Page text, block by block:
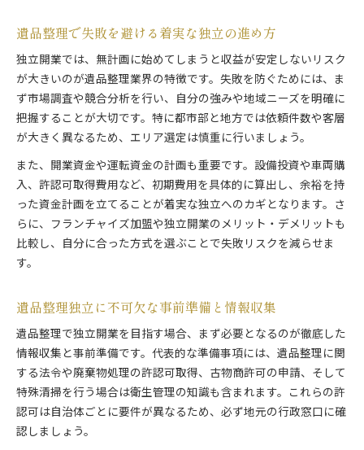
遺品整理で失敗を避ける着実な独立の進め方
独立開業では、無計画に始めてしまうと収益が安定しないリスク
が大きいのが遺品整理業界の特徴です。失敗を防ぐためには、ま
ず市場調査や競合分析を行い、自分の強みや地域ニーズを明確に
把握することが大切です。特に都市部と地方では依頼件数や客層
が大きく異なるため、エリア選定は慎重に行いましょう。
また、開業資金や運転資金の計画も重要です。設備投資や車両購
入、許認可取得費用など、初期費用を具体的に算出し、余裕を持
った資金計画を立てることが着実な独立へのカギとなります。さ
らに、フランチャイズ加盟や独立開業のメリット・デメリットも
比較し、自分に合った方式を選ぶことで失敗リスクを減らせま
す。
遺品整理独立に不可欠な事前準備と情報収集
遺品整理で独立開業を目指す場合、まず必要となるのが徹底した
情報収集と事前準備です。代表的な準備事項には、遺品整理に関
する法令や廃棄物処理の許認可取得、古物商許可の申請、そして
特殊清掃を行う場合は衛生管理の知識も含まれます。これらの許
認可は自治体ごとに要件が異なるため、必ず地元の行政窓口に確
認しましょう。